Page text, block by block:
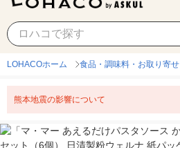
LOHACOホーム 食品・調味料・お取り寄せ
熊本地震の影響について